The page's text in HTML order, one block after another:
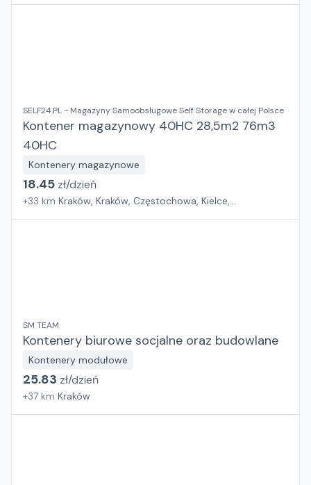
SELF24.PL - Magazyny Samoobsługowe Self Storage w całej Polsce
Kontener magazynowy 40HC 28,5m2 76m3
40HC
Kontenery magazynowe
18.45 zł/dzień
+33 km Kraków, Kraków, Częstochowa, Kielce,
SM TEAM
Kontenery biurowe socjalne oraz budowlane
Kontenery modułowe
25.83 zł/dzień
+37 km Kraków